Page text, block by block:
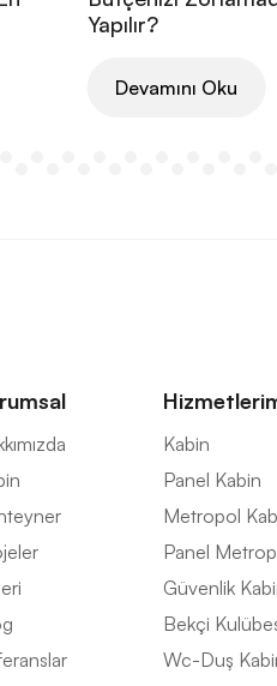
Yapılır?
Devamını Oku
Kabin
Panel Kabin
Metropol
Panel
Güvenlik
Bekçi
Wc-Duş